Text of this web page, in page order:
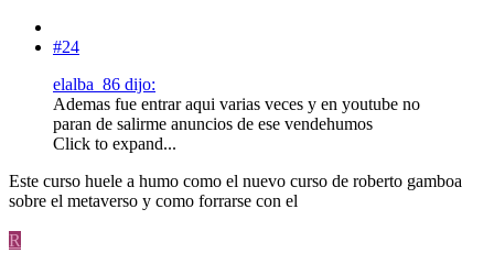
#24
elalba_86 dijo:
Ademas fue entrar aqui varias veces y en youtube no
paran de salirme anuncios de ese vendehumos
Click to expand...
Este curso huele a humo como el nuevo curso de roberto gamboa
sobre el metaverso y como forrarse con el
R